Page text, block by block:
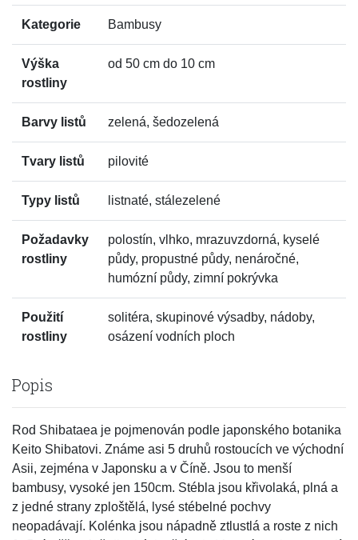
Kategorie Bambusy
Výška
rostliny
od 50 cm do 10 cm
Barvy listů zelená, šedozelená
Tvary listů pilovité
Typy listů listnaté, stálezelené
Požadavky
rostliny
polostín, vlhko, mrazuvzdorná, kyselé
půdy, propustné půdy, nenáročné,
humózní půdy, zimní pokrývka
Použití
rostliny
solitéra, skupinové výsadby, nádoby,
osázení vodních ploch
Popis
Rod Shibataea je pojmenován podle japonského botanika
Keito Shibatovi. Známe asi 5 druhů rostoucích ve východní
Asii, zejména v Japonsku a v Číně. Jsou to menší
bambusy, vysoké jen 150cm. Stébla jsou křivolaká, plná a
z jedné strany zploštělá, lysé stébelné pochvy
neopadávají. Kolénka jsou nápadně ztlustlá a roste z nich